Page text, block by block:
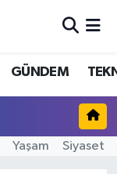
GÜNDEM
Yaşam Siyaset